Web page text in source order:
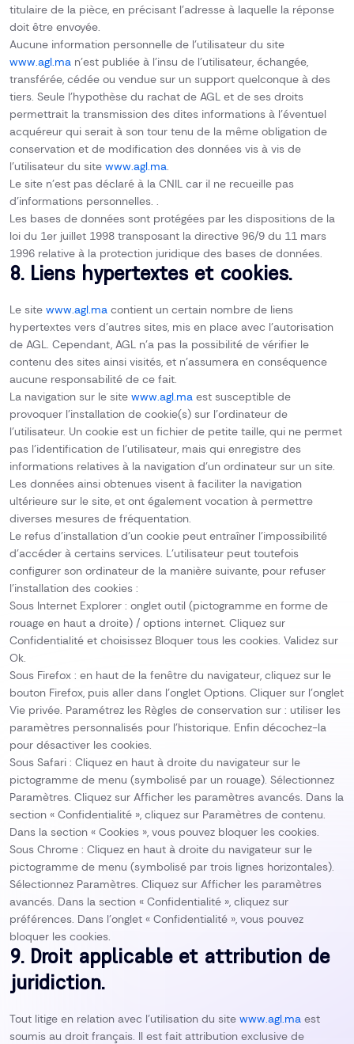
titulaire de la pièce, en précisant l’adresse à laquelle la réponse
doit être envoyée.
Aucune information personnelle de l’utilisateur du site
www.agl.ma n’est publiée à l’insu de l’utilisateur, échangée,
transférée, cédée ou vendue sur un support quelconque à des
tiers. Seule l’hypothèse du rachat de AGL et de ses droits
permettrait la transmission des dites informations à l’éventuel
acquéreur qui serait à son tour tenu de la même obligation de
conservation et de modification des données vis à vis de
l’utilisateur du site www.agl.ma
Le site n’est pas déclaré à la CNIL car il ne recueille pas
d’informations personnelles. .
Les bases de données sont protégées par les dispositions de la
loi du 1er juillet 1998 transposant la directive 96/9 du 11 mars
1996 relative à la protection juridique des bases de données.
8. Liens hypertextes et cookies.
Le site www.agl.ma contient un certain nombre de liens
hypertextes vers d’autres sites, mis en place avec l’autorisation
de AGL. Cependant, AGL n’a pas la possibilité de vérifier le
contenu des sites ainsi visités, et n’assumera en conséquence
aucune responsabilité de ce fait.
La navigation sur le site www.agl.ma est susceptible de
provoquer l’installation de cookie(s) sur l’ordinateur de
l’utilisateur. Un cookie est un fichier de petite taille, qui ne permet
pas l’identification de l’utilisateur, mais qui enregistre des
informations relatives à la navigation d’un ordinateur sur un site.
Les données ainsi obtenues visent à faciliter la navigation
ultérieure sur le site, et ont également vocation à permettre
diverses mesures de fréquentation.
Le refus d’installation d’un cookie peut entraîner l’impossibilité
d’accéder à certains services. L’utilisateur peut toutefois
configurer son ordinateur de la manière suivante, pour refuser
l’installation des cookies :
Sous Internet Explorer : onglet outil (pictogramme en forme de
rouage en haut a droite) / options internet. Cliquez sur
Confidentialité et choisissez Bloquer tous les cookies. Validez sur
Ok.
Sous Firefox : en haut de la fenêtre du navigateur, cliquez sur le
bouton Firefox, puis aller dans l’onglet Options. Cliquer sur l’onglet
Vie privée. Paramétrez les Règles de conservation sur : utiliser les
paramètres personnalisés pour l’historique. Enfin décochez-la
pour désactiver les cookies.
Sous Safari : Cliquez en haut à droite du navigateur sur le
pictogramme de menu (symbolisé par un rouage). Sélectionnez
Paramètres. Cliquez sur Afficher les paramètres avancés. Dans la
section « Confidentialité », cliquez sur Paramètres de contenu.
Dans la section « Cookies », vous pouvez bloquer les cookies.
Sous Chrome : Cliquez en haut à droite du navigateur sur le
pictogramme de menu (symbolisé par trois lignes horizontales).
Sélectionnez Paramètres. Cliquez sur Afficher les paramètres
avancés. Dans la section « Confidentialité », cliquez sur
préférences. Dans l’onglet « Confidentialité », vous pouvez
bloquer les cookies.
9. Droit applicable et attribution de
juridiction.
Tout litige en relation avec l’utilisation du site www.agl.ma est
soumis au droit français. Il est fait attribution exclusive de